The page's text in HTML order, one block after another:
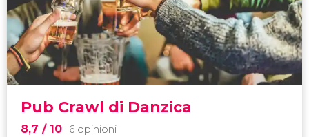
Pub Crawl di Danzica
8,7 / 10 6 opinioni